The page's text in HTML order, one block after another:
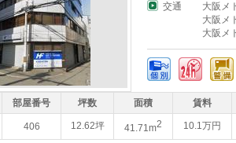
交通
大阪メ
大阪メ
大阪メ
部屋番号 坪数 面積 賃料
406 12.62坪 41.71m2 10.1万円